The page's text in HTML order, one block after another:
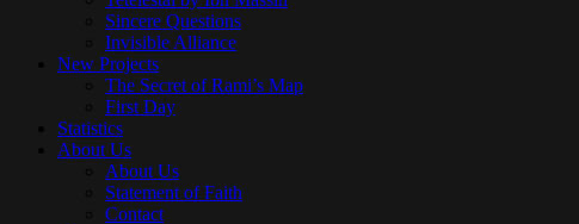
Sincere Questions
Invisible Alliance
New Projects
The Secret of Rami’s Map
First Day
Statistics
About Us
About Us
Statement of Faith
Contact